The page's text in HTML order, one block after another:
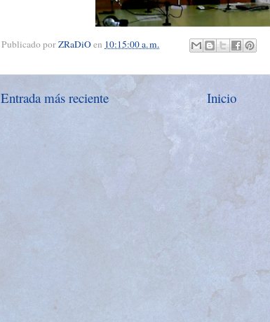
Publicado porZRaDiOen 10:15:00 a. m.
Entrada más reciente Inicio